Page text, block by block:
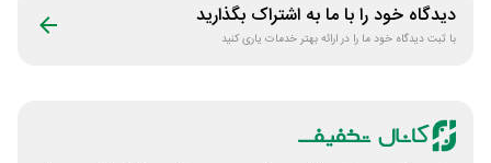
دیدگاه خود را با ما به اشتراک بگذارید
با ثبت دیدگاه خود ما را در ارائه بهتر خدمات یاری کنید